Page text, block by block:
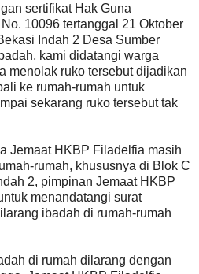
sertifikat Hak Guna
10096 tertanggal 21 Oktober
Indah 2 Desa Sumber
kami didatangi warga
menolak ruko tersebut dijadikan
ke rumah-rumah untuk
sekarang ruko tersebut tak
Jemaat HKBP Filadelfia masih
rumah, khususnya di Blok C
2, pimpinan Jemaat HKBP
menandatangi surat
ibadah di rumah-rumah
di rumah dilarang dengan